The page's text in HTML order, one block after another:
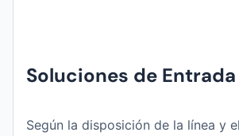
Soluciones de
Según la disposición de la línea y